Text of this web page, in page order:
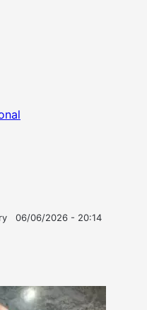
06/06/2026 - 20:14